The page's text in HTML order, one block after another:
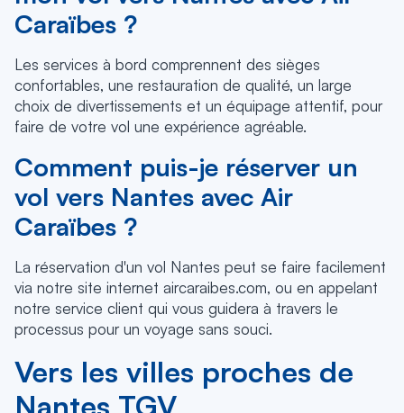
Caraïbes ?
Les services à bord comprennent des sièges
confortables, une restauration de qualité, un large
choix de divertissements et un équipage attentif, pour
faire de votre vol une expérience agréable.
Comment puis-je réserver un
vol vers Nantes avec Air
Caraïbes ?
La réservation d'un vol Nantes peut se faire facilement
via notre site internet aircaraibes.com, ou en appelant
notre service client qui vous guidera à travers le
processus pour un voyage sans souci.
Vers les villes proches de
Nantes TGV